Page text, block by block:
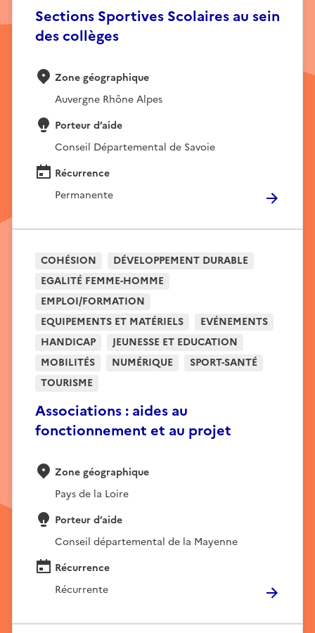
Sections Sportives Scolaires au sein
des collèges
Zone géographique
Auvergne Rhône Alpes
Porteur d’aide
Conseil Départemental de Savoie
Récurrence
Permanente
Associations : aides au
fonctionnement et au projet
COHÉSION
DÉVELOPPEMENT DURABLE
EGALITÉ FEMME-HOMME
EMPLOI/FORMATION
EQUIPEMENTS ET MATÉRIELS
EVÉNEMENTS
HANDICAP
JEUNESSE ET EDUCATION
MOBILITÉS
NUMÉRIQUE
SPORT-SANTÉ
TOURISME
Zone géographique
Pays de la Loire
Porteur d’aide
Conseil départemental de la Mayenne
Récurrence
Récurrente